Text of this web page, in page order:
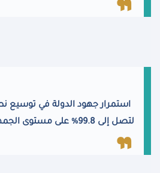
استمرار جهود الدولة في توسيع
لتصل إلى 99.8% على مستوى الجمهورية بنهاية يونيو 2026